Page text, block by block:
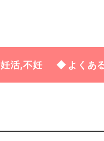
妊活,不妊 よくあ